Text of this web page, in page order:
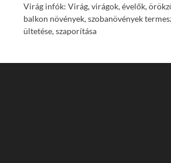
Virág infók: Virág, virágok, évelők,
balkon növények, szobanövények
ültetése, szaporítása